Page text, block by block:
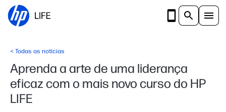
Ir para o conteúdo principal
< Todas as notícias
Aprenda a arte de uma liderança
eficaz com o mais novo curso do HP
LIFE